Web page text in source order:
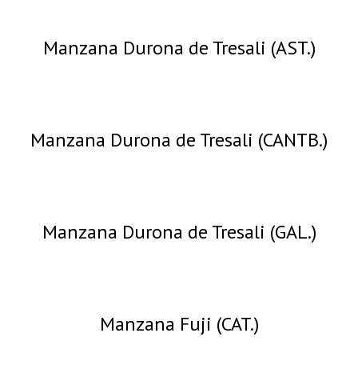
Manzana Durona de Tresali (AST.)
Manzana Durona de Tresali (CANTB.)
Manzana Durona de Tresali (GAL.)
Manzana Fuji (CAT.)